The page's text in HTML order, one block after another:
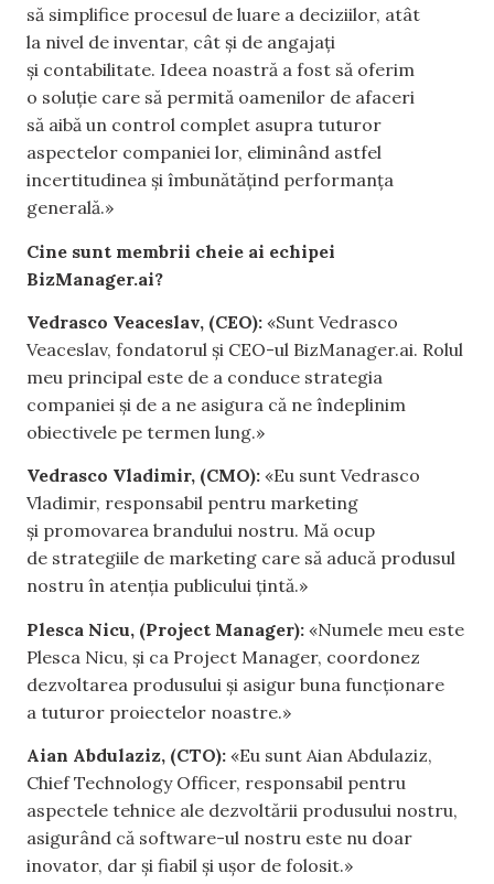
să simplifice procesul de luare a deciziilor, atât
la nivel de inventar, cât și de angajați
și contabilitate. Ideea noastră a fost să oferim
o soluție care să permită oamenilor de afaceri
să aibă un control complet asupra tuturor
aspectelor companiei lor, eliminând astfel
incertitudinea și îmbunătățind performanța
generală.»
Cine sunt membrii cheie ai echipei
BizManager.ai?
Vedrasco Veaceslav, (CEO): «Sunt Vedrasco
Veaceslav, fondatorul și CEO-ul BizManager.ai. Rolul
meu principal este de a conduce strategia
companiei și de a ne asigura că ne îndeplinim
obiectivele pe termen lung.»
Vedrasco Vladimir, (CMO): «Eu sunt Vedrasco
Vladimir, responsabil pentru marketing
și promovarea brandului nostru. Mă ocup
de strategiile de marketing care să aducă produsul
nostru în atenția publicului țintă.»
Plesca Nicu, (Project Manager): «Numele meu este
Plesca Nicu, și ca Project Manager, coordonez
dezvoltarea produsului și asigur buna funcționare
a tuturor proiectelor noastre.»
Aian Abdulaziz, (CTO): «Eu sunt Aian Abdulaziz,
Chief Technology Officer, responsabil pentru
aspectele tehnice ale dezvoltării produsului nostru,
asigurând că software-ul nostru este nu doar
inovator, dar și fiabil și ușor de folosit.»